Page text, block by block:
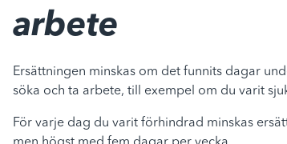
arbete
Ersättningen minskas om det funnits dagar
söka och ta arbete, till exempel om du varit
För varje dag du varit förhindrad minskas